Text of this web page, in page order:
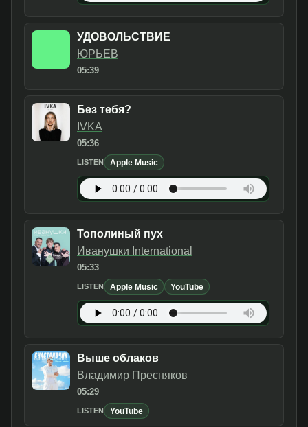
УДОВОЛЬСТВИЕ
ЮРЬЕВ
05:39
Без тебя?
IVKA
05:36
LISTEN Apple Music
Тополиный пух
Иванушки International
05:33
LISTEN Apple Music YouTube
Выше облаков
Владимир Пресняков
05:29
LISTEN YouTube